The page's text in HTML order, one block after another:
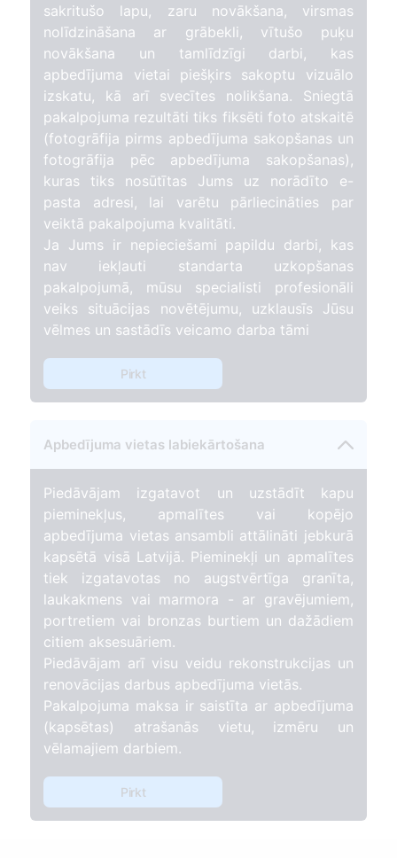
sakritušo lapu, zaru novākšana, virsmas
nolīdzināšana ar grābekli, vītušo puķu
novākšana un tamlīdzīgi darbi, kas
apbedījuma vietai piešķirs sakoptu vizuālo
izskatu, kā arī svecītes nolikšana. Sniegtā
pakalpojuma rezultāti tiks fiksēti foto atskaitē
(fotogrāfija pirms apbedījuma sakopšanas un
fotogrāfija pēc apbedījuma sakopšanas),
kuras tiks nosūtītas Jums uz norādīto e-
pasta adresi, lai varētu pārliecināties par
veiktā pakalpojuma kvalitāti.
Ja Jums ir nepieciešami papildu darbi, kas
nav iekļauti standarta uzkopšanas
pakalpojumā, mūsu specialisti profesionāli
veiks situācijas novētējumu, uzklausīs Jūsu
vēlmes un sastādīs veicamo darba tāmi
Pirkt
Apbedījuma vietas labiekārtošana
Piedāvājam izgatavot un uzstādīt kapu
pieminekļus, apmalītes vai kopējo
apbedījuma vietas ansambli attālināti jebkurā
kapsētā visā Latvijā. Pieminekļi un apmalītes
tiek izgatavotas no augstvērtīga granīta,
laukakmens vai marmora - ar gravējumiem,
portretiem vai bronzas burtiem un dažādiem
citiem aksesuāriem.
Piedāvājam arī visu veidu rekonstrukcijas un
renovācijas darbus apbedījuma vietās.
Pakalpojuma maksa ir saistīta ar apbedījuma
(kapsētas) atrašanās vietu, izmēru un
vēlamajiem darbiem.
Pirkt